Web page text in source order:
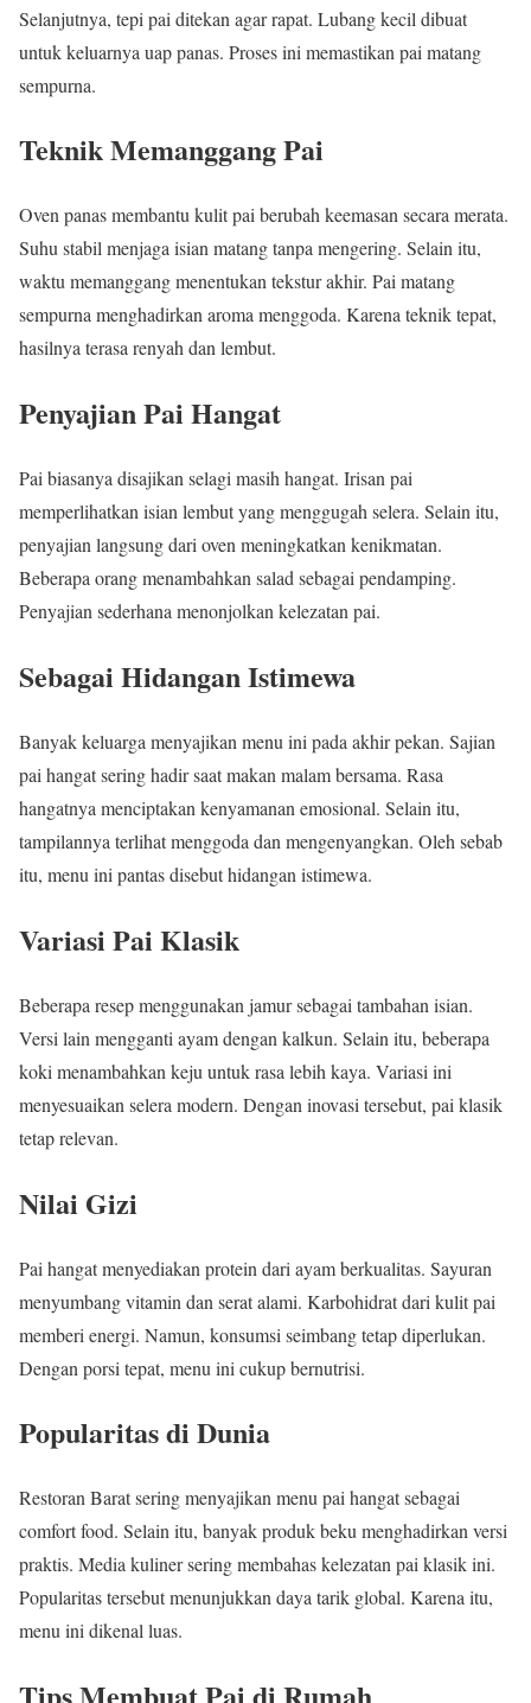
Selanjutnya, tepi pai ditekan agar rapat. Lubang kecil dibuat
untuk keluarnya uap panas. Proses ini memastikan pai matang
sempurna.
Teknik Memanggang Pai
Oven panas membantu kulit pai berubah keemasan secara merata.
Suhu stabil menjaga isian matang tanpa mengering. Selain itu,
waktu memanggang menentukan tekstur akhir. Pai matang
sempurna menghadirkan aroma menggoda. Karena teknik tepat,
hasilnya terasa renyah dan lembut.
Penyajian Pai Hangat
Pai biasanya disajikan selagi masih hangat. Irisan pai
memperlihatkan isian lembut yang menggugah selera. Selain itu,
penyajian langsung dari oven meningkatkan kenikmatan.
Beberapa orang menambahkan salad sebagai pendamping.
Penyajian sederhana menonjolkan kelezatan pai.
Sebagai Hidangan Istimewa
Banyak keluarga menyajikan menu ini pada akhir pekan. Sajian
pai hangat sering hadir saat makan malam bersama. Rasa
hangatnya menciptakan kenyamanan emosional. Selain itu,
tampilannya terlihat menggoda dan mengenyangkan. Oleh sebab
itu, menu ini pantas disebut hidangan istimewa.
Variasi Pai Klasik
Beberapa resep menggunakan jamur sebagai tambahan isian.
Versi lain mengganti ayam dengan kalkun. Selain itu, beberapa
koki menambahkan keju untuk rasa lebih kaya. Variasi ini
menyesuaikan selera modern. Dengan inovasi tersebut, pai klasik
tetap relevan.
Nilai Gizi
Pai hangat menyediakan protein dari ayam berkualitas. Sayuran
menyumbang vitamin dan serat alami. Karbohidrat dari kulit pai
memberi energi. Namun, konsumsi seimbang tetap diperlukan.
Dengan porsi tepat, menu ini cukup bernutrisi.
Popularitas di Dunia
Restoran Barat sering menyajikan menu pai hangat sebagai
comfort food. Selain itu, banyak produk beku menghadirkan versi
praktis. Media kuliner sering membahas kelezatan pai klasik ini.
Popularitas tersebut menunjukkan daya tarik global. Karena itu,
menu ini dikenal luas.